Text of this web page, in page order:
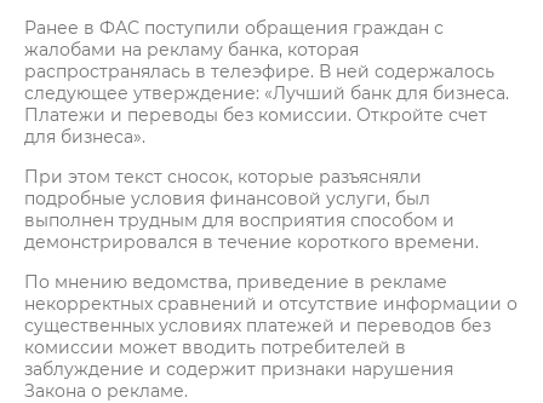
Ранее в ФАС поступили обращения граждан с
жалобами на рекламу банка, которая
распространялась в телеэфире. В ней содержалось
следующее утверждение: «Лучший банк для бизнеса.
Платежи и переводы без комиссии. Откройте счет
для бизнеса».
При этом текст сносок, которые разъясняли
подробные условия финансовой услуги, был
выполнен трудным для восприятия способом и
демонстрировался в течение короткого времени.
По мнению ведомства, приведение в рекламе
некорректных сравнений и отсутствие информации о
существенных условиях платежей и переводов без
комиссии может вводить потребителей в
заблуждение и содержит признаки нарушения
Закона о рекламе.